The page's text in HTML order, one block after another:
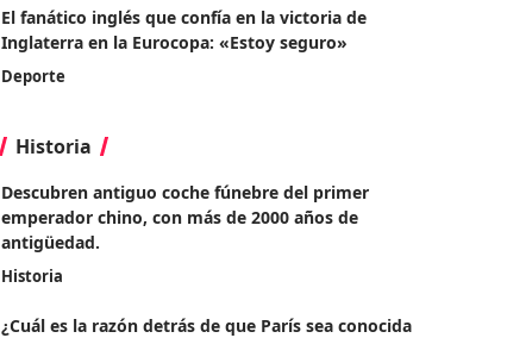
El fanático inglés que confía en la victoria de
Inglaterra en la Eurocopa: «Estoy seguro»
Deporte
Historia
Descubren antiguo coche fúnebre del primer
emperador chino, con más de 2000 años de
antigüedad.
Historia
¿Cuál es la razón detrás de que París sea conocida